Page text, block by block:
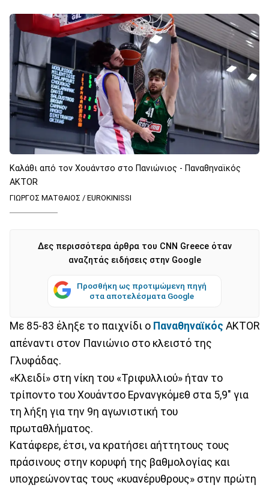
Καλάθι από τον Χουάντσο στο Πανιώνιος - Παναθηναϊκός
AKTOR
ΓΙΩΡΓΟΣ ΜΑΤΘΑΙΟΣ / EUROKINISSI
Δες περισσότερα άρθρα του CNN Greece όταν
αναζητάς ειδήσεις στην Google
Προσθήκη ως προτιμώμενη πηγή
στα αποτελέσματα Google
Με 85-83 έληξε το παιχνίδι ο Παναθηναϊκός AKTOR
απέναντι στον Πανιώνιο στο κλειστό της
Γλυφάδας.
«Κλειδί» στη νίκη του «Τριφυλλιού» ήταν το
τρίποντο του Χουάντσο Ερνανγκόμεθ στα 5,9" για
τη λήξη για την 9η αγωνιστική του
πρωταθλήματος.
Κατάφερε, έτσι, να κρατήσει αήττητους τους
πράσινους στην κορυφή της βαθμολογίας και
υποχρεώνοντας τους «κυανέρυθρους» στην πρώτη